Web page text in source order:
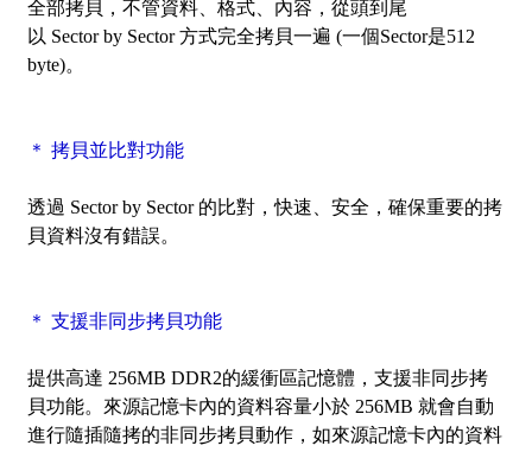
全部拷貝，不管資料、格式、內容，從頭到尾
以 Sector by Sector方式完全拷貝一遍 (一個Sector是512
byte)。
＊ 拷貝並比對功能
透過 Sector by Sector的比對，快速、安全，確保重要的拷
貝資料沒有錯誤。
＊ 支援非同步拷貝功能
提供高達 256MB DDR2的緩衝區記憶體，支援非同步拷
貝功能。來源記憶卡內的資料容量小於 256MB 就會自動
進行隨插隨拷的非同步拷貝動作，如來源記憶卡內的資料